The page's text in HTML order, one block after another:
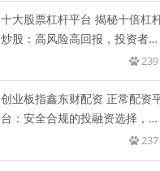
十大股票杠杆平台 揭秘十倍杠
炒股：高风险高回报，投资者如
239
创业板指鑫东财配资 正常配资
台：安全合规的投融资选择，助
237